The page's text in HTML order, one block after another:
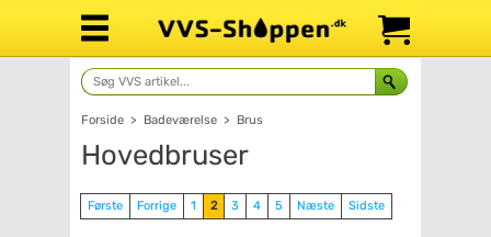
Forside > Badeværelse > Brus
Hovedbruser
Første Forrige 1 2 3 4 5 Næste Sidste